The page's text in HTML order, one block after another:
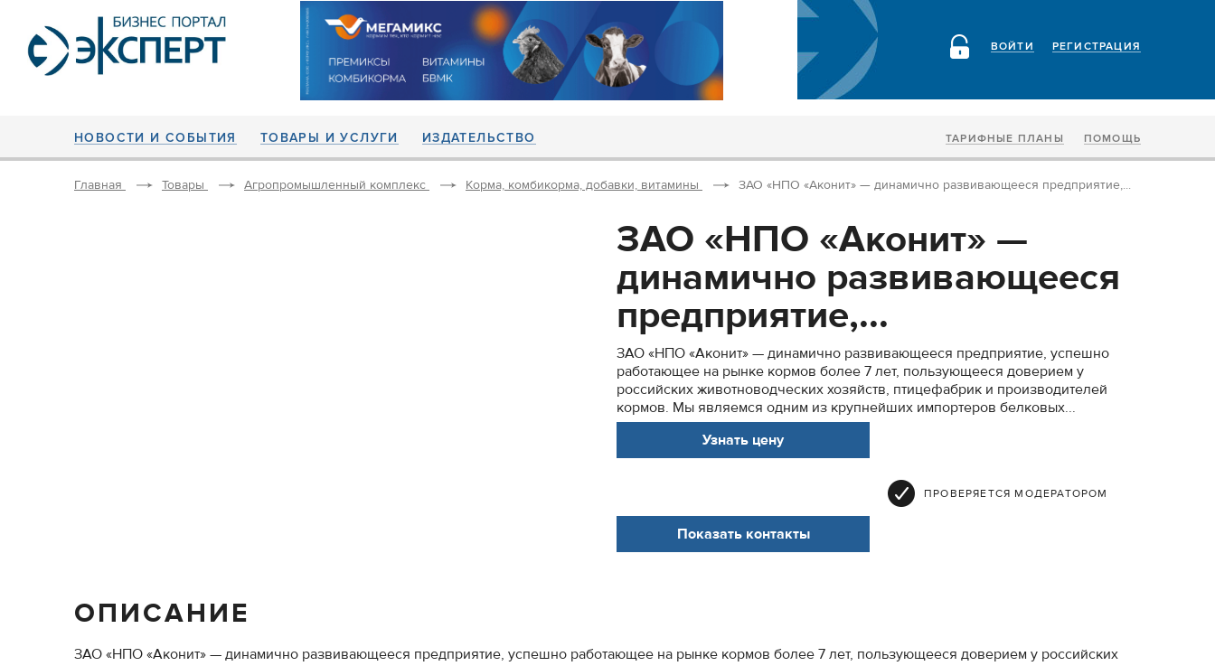
РЕГИСТРАЦИЯ
ВОЙТИ
НОВОСТИ И СОБЫТИЯ ТОВАРЫ И УСЛУГИ ИЗДАТЕЛЬСТВО ТАРИФНЫЕ ПЛАНЫ ПОМОЩЬ
Главная Товары Агропромышленный комплекс Корма, комбикорма, добавки, витамины ЗАО «НПО «Аконит» — динамично развивающееся предприятие,...
ЗАО «НПО «Аконит» —
динамично развивающееся
предприятие,...
ЗАО «НПО «Аконит» — динамично развивающееся предприятие, успешно
работающее на рынке кормов более 7 лет, пользующееся доверием у
российских животноводческих хозяйств, птицефабрик и производителей
кормов. Мы являемся одним из крупнейших импортеров белковых...
Узнать цену
ПРОВЕРЯЕТСЯ МОДЕРАТОРОМ
Показать контакты
ОПИСАНИЕ
ЗАО «НПО «Аконит» — динамично развивающееся предприятие, успешно работающее на рынке кормов более 7 лет, пользующееся доверием у российских